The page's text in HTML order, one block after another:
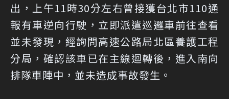
出，上午11時30分左右曾接獲台北市110通
報有車逆向行駛，立即派遣巡邏車前往查看
並未發現，經詢問高速公路局北區養護工程
分局，確認該車已在主線迴轉後，進入南向
排隊車陣中，並未造成事故發生。